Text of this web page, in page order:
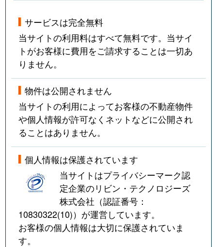
サービスは完全無料
当サイトの利用料はすべて無料です。当サイ
トがお客様に費用をご請求することは一切あ
りません。
物件は公開されません
当サイトの利用によってお客様の不動産物件
や個人情報が許可なくネットなどに公開され
ることはありません。
個人情報は保護されています
当サイトはプライバシーマーク認
定企業のリビン・テクノロジーズ
株式会社（認証番号：
10830322(10)）が運営しています。
お客様の個人情報は大切に保護されていま
す。